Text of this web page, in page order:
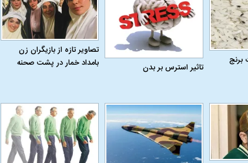
برنج
تاثیر استرس بر بدن
تصاویر تازه از بازیگران زن
بامداد خمار در پشت صحنه